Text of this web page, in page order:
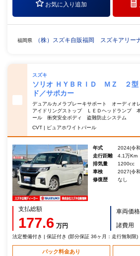
お気に入り追加
福岡県 （株）スズキ自販福岡 スズキアリー
スズキ
ソリオ ＨＹＢＲＩＤ ＭＺ ２
ド／サポカー
デュアルカメラブレーキサポート オーディ
アイドリングストップ ＬＥＤヘッドランプ
ール 衝突安全ボディ 盗難防止システム
CVT | ピュアホワイトパール
年式
2024(令
走行距離
4.1万Km
排気量
1200cc
車検
2027(令
修復歴
なし
支払総額
177.6 万円
車両価格
諸費用
法定整備付き | 保証付き (部分保証 36ヶ月：走行無制限)
パック料金あり